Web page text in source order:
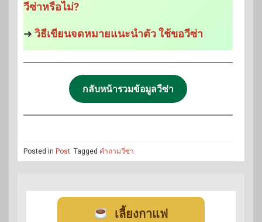
วีซ่าหรือไม่?
➜ วิธีเขียนจดหมายแนะนำตัว ใช้ขอวีซ่า
กลับหน้ารวมข้อมูลวีซ่า
Posted in Post Tagged คำถามวีซ่า
เลี้ยงกาแฟ